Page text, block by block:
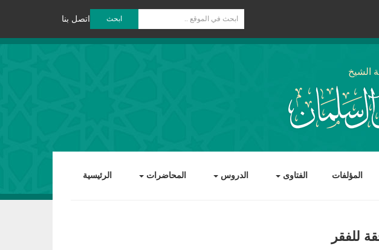
اتصل بنا ابحث
الشيخ
الرئيسية المحاضرات الدروس الفتاوى المؤلفات
للفقر